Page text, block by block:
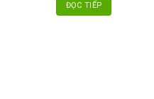
ĐỌC TIẾP